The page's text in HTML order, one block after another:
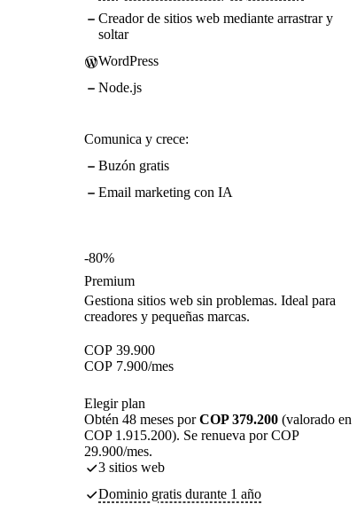
Creador de sitios web mediante arrastrar y
soltar
WordPress
Node.js
Comunica y crece:
Buzón gratis
Email marketing con IA
-80%
Premium
Gestiona sitios web sin problemas. Ideal para
creadores y pequeñas marcas.
COP 39.900
COP 7.900/mes
Elegir plan
Obtén 48 meses porCOP 379.200 (valorado en
COP 1.915.200). Se renueva por COP
29.900/mes.
3 sitios web
Dominio gratis durante 1 año